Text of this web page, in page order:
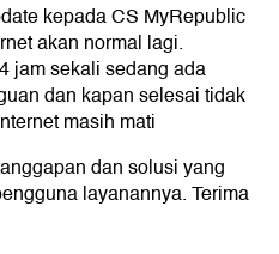
kepada CS MyRepublic
akan normal lagi.
jam sekali sedang ada
dan kapan selesai tidak
masih mati
dan solusi yang
layanannya. Terima